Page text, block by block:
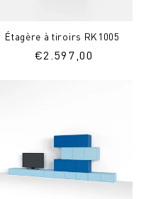
Étagère à tiroirs RK1005
Prix
€2.597,00